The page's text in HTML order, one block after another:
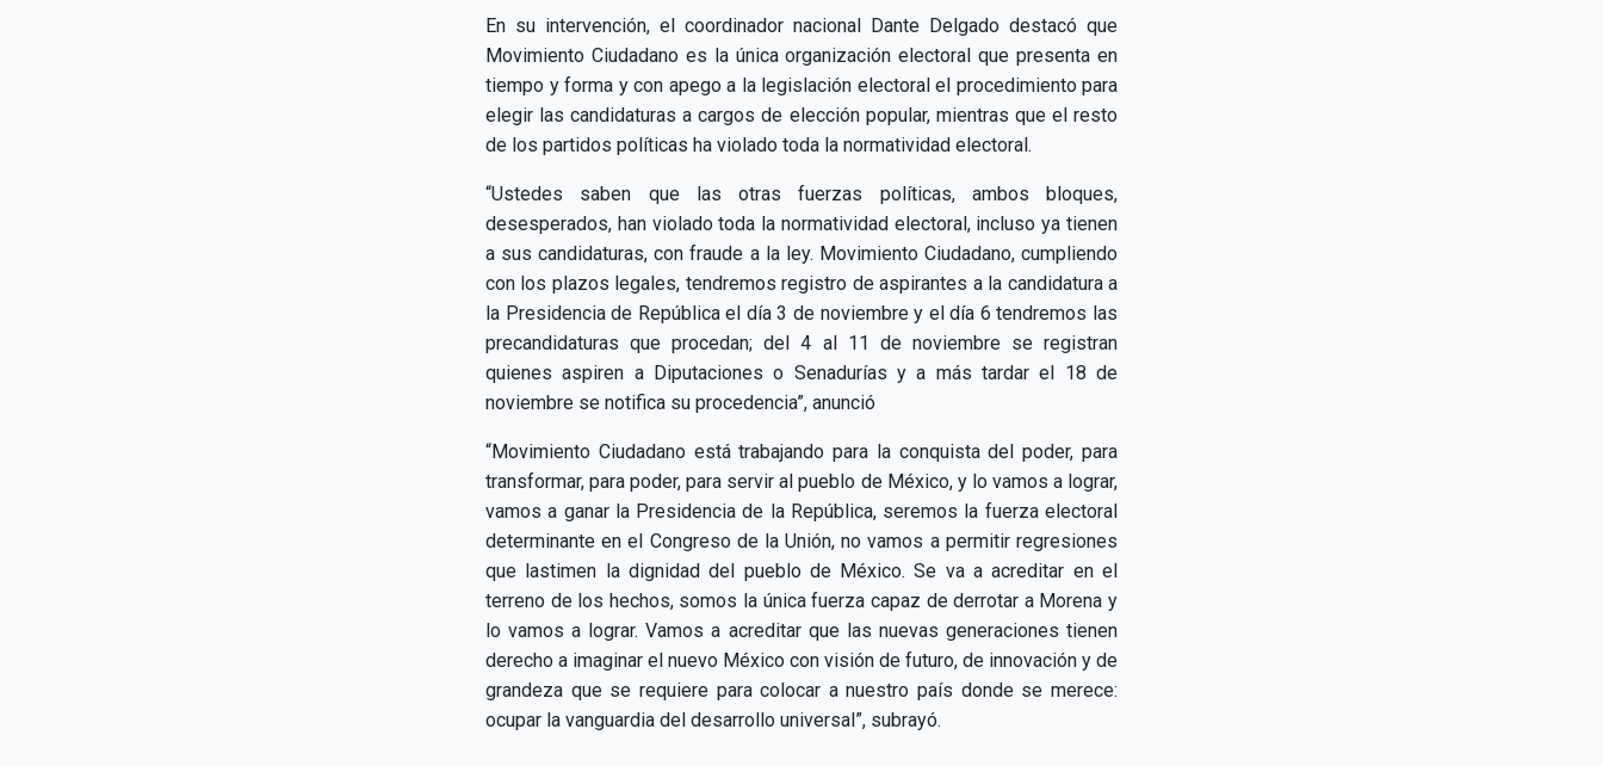
En su intervención, el coordinador nacional Dante Delgado destacó que
Movimiento Ciudadano es la única organización electoral que presenta en
tiempo y forma y con apego a la legislación electoral el procedimiento para
elegir las candidaturas a cargos de elección popular, mientras que el resto
de los partidos políticas ha violado toda la normatividad electoral.
“Ustedes saben que las otras fuerzas políticas, ambos bloques,
desesperados, han violado toda la normatividad electoral, incluso ya tienen
a sus candidaturas, con fraude a la ley. Movimiento Ciudadano, cumpliendo
con los plazos legales, tendremos registro de aspirantes a la candidatura a
la Presidencia de República el día 3 de noviembre y el día 6 tendremos las
precandidaturas que procedan; del 4 al 11 de noviembre se registran
quienes aspiren a Diputaciones o Senadurías y a más tardar el 18 de
noviembre se notifica su procedencia”, anunció
“Movimiento Ciudadano está trabajando para la conquista del poder, para
transformar, para poder, para servir al pueblo de México, y lo vamos a lograr,
vamos a ganar la Presidencia de la República, seremos la fuerza electoral
determinante en el Congreso de la Unión, no vamos a permitir regresiones
que lastimen la dignidad del pueblo de México. Se va a acreditar en el
terreno de los hechos, somos la única fuerza capaz de derrotar a Morena y
lo vamos a lograr. Vamos a acreditar que las nuevas generaciones tienen
derecho a imaginar el nuevo México con visión de futuro, de innovación y de
grandeza que se requiere para colocar a nuestro país donde se merece:
ocupar la vanguardia del desarrollo universal”, subrayó.